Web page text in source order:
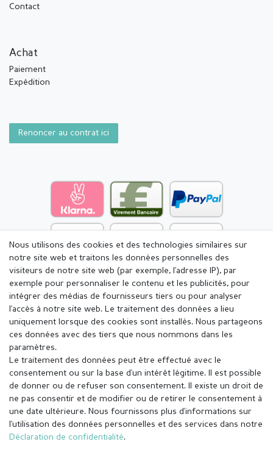
Contact
Achat
Paiement
Expédition
Renoncer au contrat ici
Mentions légales Déclaration de confidentialité
Nous utilisons des cookies et des technologies similaires sur
notre site web et traitons les données personnelles des
visiteurs de notre site web (par exemple, l'adresse IP), par
exemple pour personnaliser le contenu et les publicités, pour
intégrer des médias de fournisseurs tiers ou pour analyser
l'accès à notre site web. Le traitement des données a lieu
uniquement lorsque des cookies sont installés. Nous partageons
ces données avec des tiers que nous nommons dans les
paramètres.
Le traitement des données peut être effectué avec le
consentement ou sur la base d'un intérêt légitime. Il est possible
de donner ou de refuser son consentement. Il existe un droit de
ne pas consentir et de modifier ou de retirer le consentement à
une date ultérieure. Nous fournissons plus d'informations sur
l'utilisation des données personnelles et des services dans notre
Déclaration de confidentialité.